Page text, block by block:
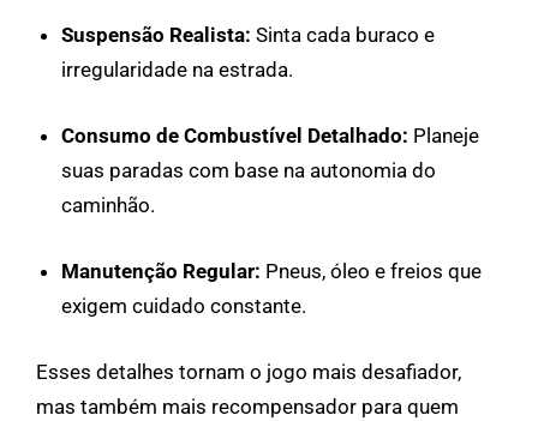
Suspensão Realista: Sinta cada buraco e
irregularidade na estrada.
Consumo de Combustível Detalhado: Planeje
suas paradas com base na autonomia do
caminhão.
Manutenção Regular: Pneus, óleo e freios que
exigem cuidado constante.
Esses detalhes tornam o jogo mais desafiador,
mas também mais recompensador para quem